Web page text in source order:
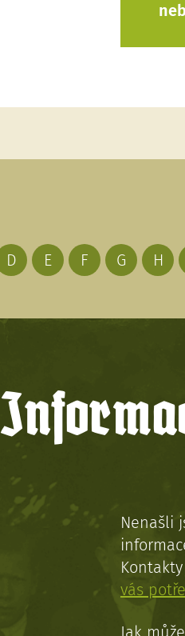
D E F G H
Nenašli
vás
Jak